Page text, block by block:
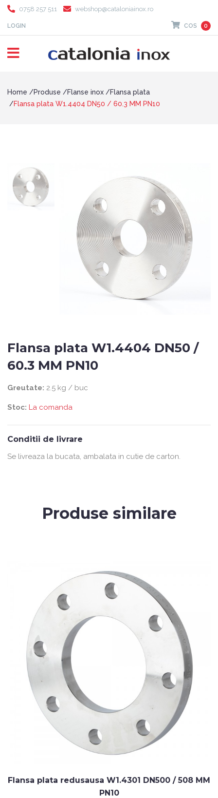
0758 257 511 webshop@cataloniainox.ro
LOGIN COS 0
Home Produse Flanse inox
Flansa plata
Flansa plata W1.4404 DN50 / 60.3 MM PN10
Flansa plata W1.4404 DN50 /
60.3 MM PN10
Greutate: 2.5 kg / buc
Stoc: La comanda
Conditii de livrare
Se livreaza la bucata, ambalata in cutie de carton.
Produse similare
Flansa plata redusausa W1.4301 DN500 / 508 MM
PN10